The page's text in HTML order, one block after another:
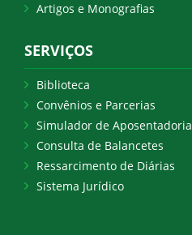
Artigos e Monografias
SERVIÇOS
Biblioteca
Convênios e Parcerias
Simulador de Aposentadoria
Consulta de Balancetes
Ressarcimento de Diárias
Sistema Jurídico